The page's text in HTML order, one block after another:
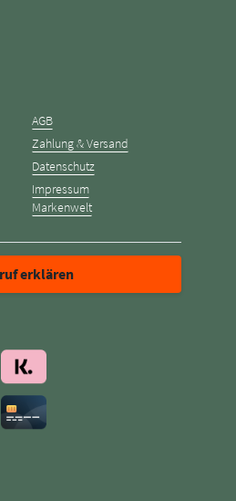
AGB
Zahlung & Versand
Datenschutz
Impressum
Markenwelt
erklären